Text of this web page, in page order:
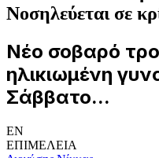
Νοσηλεύεται σε
Νέο σοβαρό
ηλικιωμένη
Σάββατο...
EN
ΕΠΙΜΕΛΕΙΑ